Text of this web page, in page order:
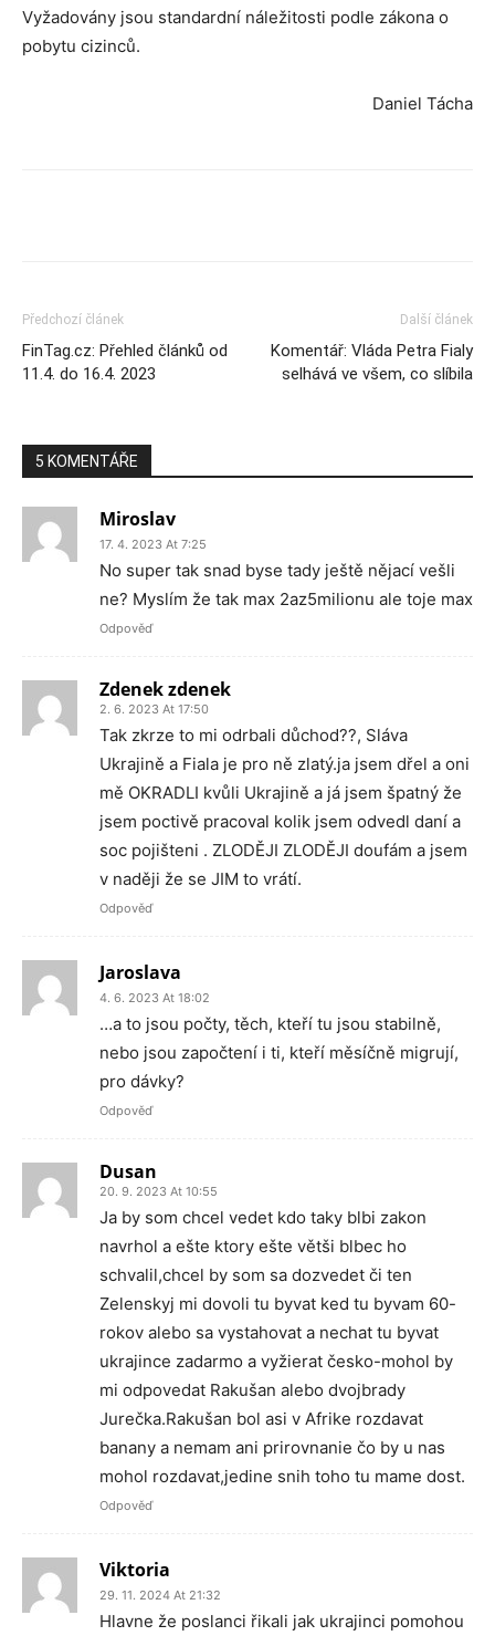
Vyžadovány jsou standardní náležitosti podle zákona o
pobytu cizinců.
Daniel Tácha
Předchozí článek
FinTag.cz: Přehled článků od
11.4. do 16.4. 2023
Další článek
Komentář: Vláda Petra Fialy
selhává ve všem, co slíbila
5 KOMENTÁŘE
Miroslav
17. 4. 2023 At 7:25
No super tak snad byse tady ještě nějací vešli
ne? Myslím že tak max 2az5milionu ale toje max
Odpověď
Zdenek zdenek
2. 6. 2023 At 17:50
Tak zkrze to mi odrbali důchod??, Sláva
Ukrajině a Fiala je pro ně zlatý.ja jsem dřel a oni
mě OKRADLI kvůli Ukrajině a já jsem špatný že
jsem poctivě pracoval kolik jsem odvedl daní a
soc pojišteni . ZLODĚJI ZLODĚJI doufám a jsem
v naději že se JIM to vrátí.
Odpověď
Jaroslava
4. 6. 2023 At 18:02
…a to jsou počty, těch, kteří tu jsou stabilně,
nebo jsou započtení i ti, kteří měsíčně migrují,
pro dávky?
Odpověď
Dusan
20. 9. 2023 At 10:55
Ja by som chcel vedet kdo taky blbi zakon
navrhol a ešte ktory ešte větši blbec ho
schvalil,chcel by som sa dozvedet či ten
Zelenskyj mi dovoli tu byvat ked tu byvam 60-
rokov alebo sa vystahovat a nechat tu byvat
ukrajince zadarmo a vyžierat česko-mohol by
mi odpovedat Rakušan alebo dvojbrady
Jurečka.Rakušan bol asi v Afrike rozdavat
banany a nemam ani prirovnanie čo by u nas
mohol rozdavat,jedine snih toho tu mame dost.
Odpověď
Viktoria
29. 11. 2024 At 21:32
Hlavne že poslanci řikali jak ukrajinci pomohou